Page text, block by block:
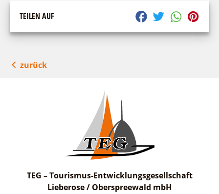
TEILEN AUF
zurück
TEG – Tourismus-Entwicklungsgesellschaft
Lieberose / Oberspreewald mbH